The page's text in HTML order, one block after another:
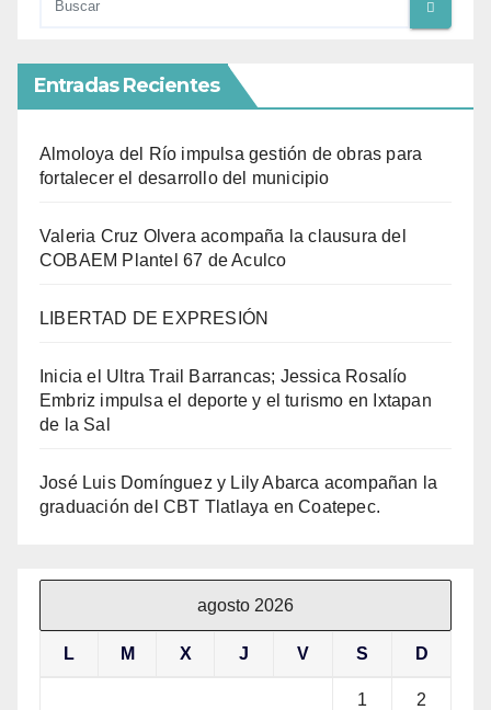
Entradas Recientes
Almoloya del Río impulsa gestión de obras para
fortalecer el desarrollo del municipio
Valeria Cruz Olvera acompaña la clausura del
COBAEM Plantel 67 de Aculco
LIBERTAD DE EXPRESIÓN
Inicia el Ultra Trail Barrancas; Jessica Rosalío
Embriz impulsa el deporte y el turismo en Ixtapan
de la Sal
José Luis Domínguez y Lily Abarca acompañan la
graduación del CBT Tlatlaya en Coatepec.
agosto 2026
L M X J V S D
1 2